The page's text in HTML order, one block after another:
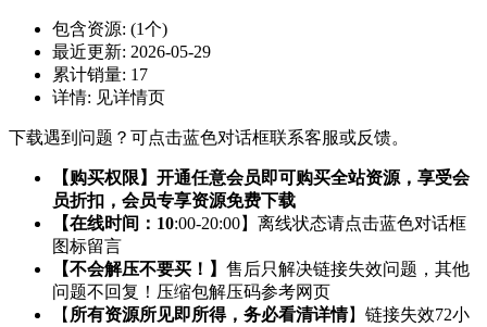
包含资源: (1个)
最近更新: 2026-05-29
累计销量: 17
详情: 见详情页
下载遇到问题？可点击蓝色对话框联系客服或反馈。
【购买权限】开通任意会员即可购买全站资源，享受会
员折扣，会员专享资源免费下载
【在线时间：10:00-20:00】离线状态请点击蓝色对话框
图标留言
【不会解压不要买！】 售后只解决链接失效问题，其他
问题不回复！压缩包解压码参考网页
【 所有资源所见即所得，务必看清详情】链接失效72小